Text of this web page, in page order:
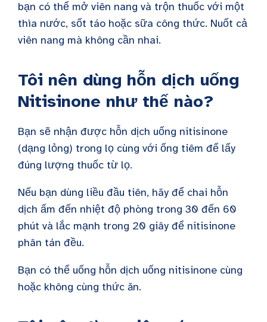
bạn có thể mở viên nang và trộn thuốc với một
thìa nước, sốt táo hoặc sữa công thức. Nuốt cả
viên nang mà không cần nhai.
Tôi nên dùng hỗn dịch uống
Nitisinone như thế nào?
Bạn sẽ nhận được hỗn dịch uống nitisinone
(dạng lỏng) trong lọ cùng với ống tiêm để lấy
đúng lượng thuốc từ lọ.
Nếu bạn dùng liều đầu tiên, hãy để chai hỗn
dịch ấm đến nhiệt độ phòng trong 30 đến 60
phút và lắc mạnh trong 20 giây để nitisinone
phân tán đều.
Bạn có thể uống hỗn dịch uống nitisinone cùng
hoặc không cùng thức ăn.